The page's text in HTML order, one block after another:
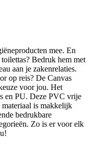
mee. En
Bedruk hem met
aan je zakenrelaties.
op reis? De Canvas
voor jou. Het
en PU. Deze PVC vrije
is makkelijk
bedrukbare
Zo is er voor elk